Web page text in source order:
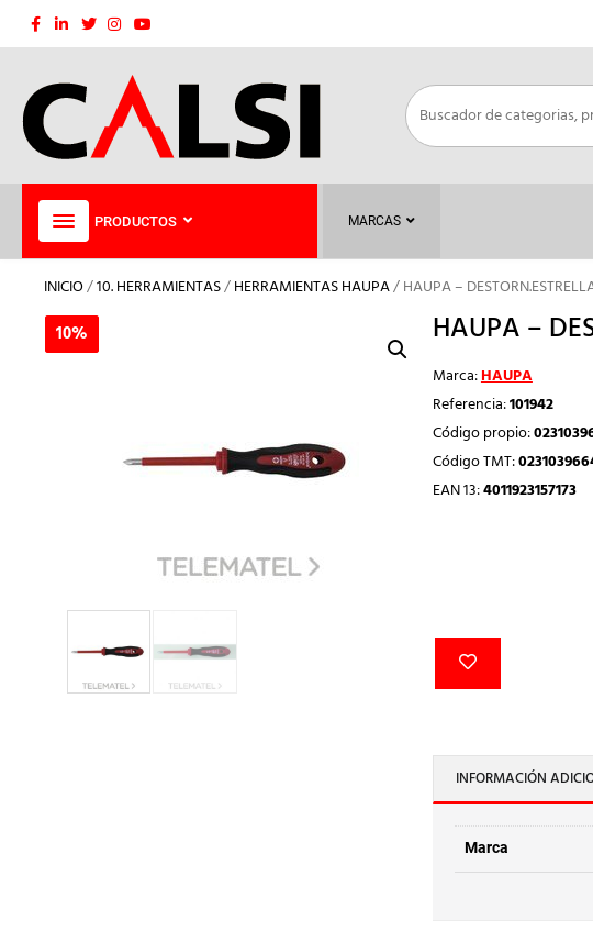
Saltar
PRODUCTOS MARCAS
INICIO/10. HERRAMIENTAS/HERRAMIENTAS HAUPA/ HAUPA –
10% HAUPA –
Marca:HAUPA
Referencia:101942
Código propio:
Código TMT:
EAN 13:4011923157173
INFORMACIÓN
Marca
10%